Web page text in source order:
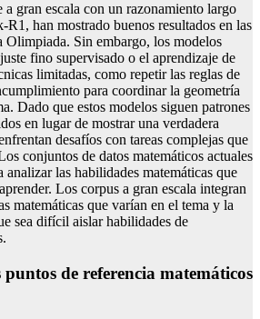
gran escala con un razonamiento largo
R1, han mostrado buenos resultados en las
Olimpiada. Sin embargo, los modelos
fino supervisado o el aprendizaje de
limitadas, como repetir las reglas de
para coordinar la geometría
Dado que estos modelos siguen patrones
en lugar de mostrar una verdadera
desafíos con tareas complejas que
conjuntos de datos matemáticos actuales
analizar las habilidades matemáticas que
Los corpus a gran escala integran
matemáticas que varían en el tema y la
sea difícil aislar habilidades de
de referencia matemáticos